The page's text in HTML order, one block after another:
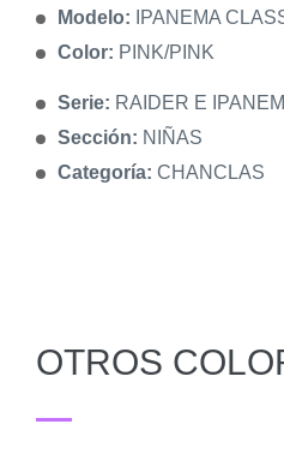
Modelo:
IPANEMA
Color: PINK/PINK
Serie: RAIDER E
Sección: NIÑAS
Categoría: CHANCLAS
OTROS